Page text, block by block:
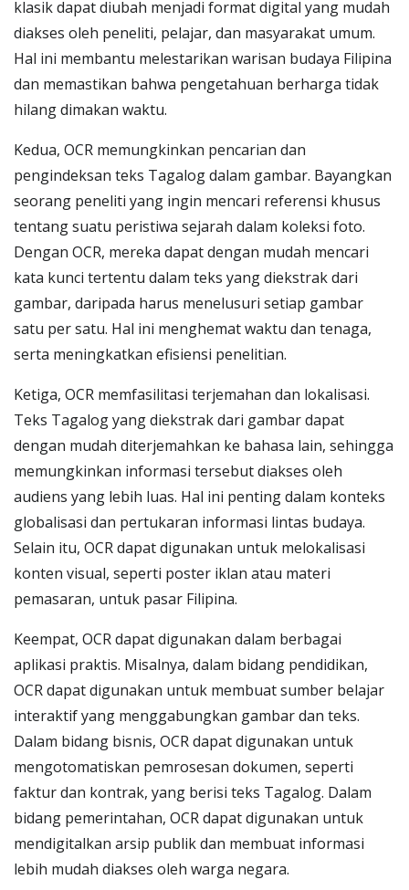
klasik dapat diubah menjadi format digital yang mudah
diakses oleh peneliti, pelajar, dan masyarakat umum.
Hal ini membantu melestarikan warisan budaya Filipina
dan memastikan bahwa pengetahuan berharga tidak
hilang dimakan waktu.
Kedua, OCR memungkinkan pencarian dan
pengindeksan teks Tagalog dalam gambar. Bayangkan
seorang peneliti yang ingin mencari referensi khusus
tentang suatu peristiwa sejarah dalam koleksi foto.
Dengan OCR, mereka dapat dengan mudah mencari
kata kunci tertentu dalam teks yang diekstrak dari
gambar, daripada harus menelusuri setiap gambar
satu per satu. Hal ini menghemat waktu dan tenaga,
serta meningkatkan efisiensi penelitian.
Ketiga, OCR memfasilitasi terjemahan dan lokalisasi.
Teks Tagalog yang diekstrak dari gambar dapat
dengan mudah diterjemahkan ke bahasa lain, sehingga
memungkinkan informasi tersebut diakses oleh
audiens yang lebih luas. Hal ini penting dalam konteks
globalisasi dan pertukaran informasi lintas budaya.
Selain itu, OCR dapat digunakan untuk melokalisasi
konten visual, seperti poster iklan atau materi
pemasaran, untuk pasar Filipina.
Keempat, OCR dapat digunakan dalam berbagai
aplikasi praktis. Misalnya, dalam bidang pendidikan,
OCR dapat digunakan untuk membuat sumber belajar
interaktif yang menggabungkan gambar dan teks.
Dalam bidang bisnis, OCR dapat digunakan untuk
mengotomatiskan pemrosesan dokumen, seperti
faktur dan kontrak, yang berisi teks Tagalog. Dalam
bidang pemerintahan, OCR dapat digunakan untuk
mendigitalkan arsip publik dan membuat informasi
lebih mudah diakses oleh warga negara.